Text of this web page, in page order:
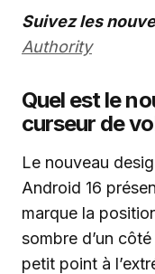
Suivez les
Authority
Quel est le
curseur de
Le nouveau
Android 16
marque la
sombre d’un
petit point à